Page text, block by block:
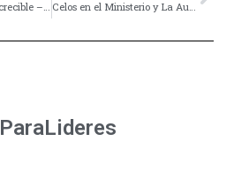
Cómo ser un líder Increcible – Los superpoderes del liderázgo centrado en Cristo Celos en el Ministerio y La Autoridad dada por Dios
ParaLideres